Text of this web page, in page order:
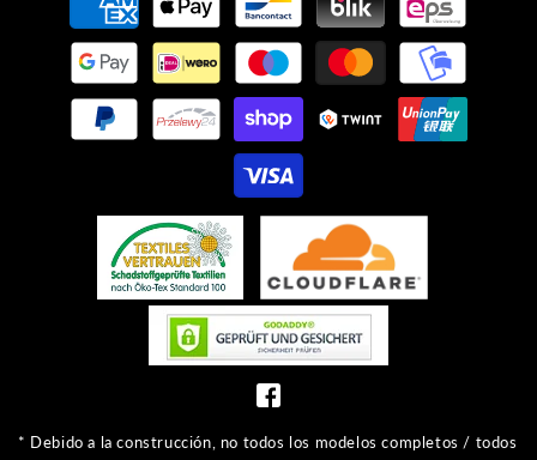
pago
* Debido a la construcción, no todos los modelos completos / todos